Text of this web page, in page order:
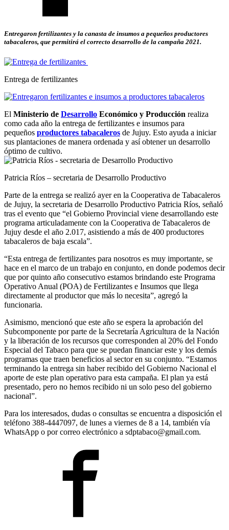
Entregaron fertilizantes y la canasta de insumos a pequeños productores
tabacaleros, que permitirá el correcto desarrollo de la campaña 2021.
Entrega de fertilizantes
El Ministerio de Desarrollo Económico y Producción realiza
como cada año la entrega de fertilizantes e insumos para
pequeños productores tabacaleros de Jujuy. Esto ayuda a iniciar
sus plantaciones de manera ordenada y así obtener un desarrollo
óptimo de cultivo.
Patricia Ríos – secretaria de Desarrollo Productivo
Parte de la entrega se realizó ayer en la Cooperativa de Tabacaleros
de Jujuy, la secretaria de Desarrollo Productivo Patricia Ríos, señaló
tras el evento que “el Gobierno Provincial viene desarrollando este
programa articuladamente con la Cooperativa de Tabacaleros de
Jujuy desde el año 2.017, asistiendo a más de 400 productores
tabacaleros de baja escala”.
“Esta entrega de fertilizantes para nosotros es muy importante, se
hace en el marco de un trabajo en conjunto, en donde podemos decir
que por quinto año consecutivo estamos brindando este Programa
Operativo Anual (POA) de Fertilizantes e Insumos que llega
directamente al productor que más lo necesita”, agregó la
funcionaria.
Asimismo, mencionó que este año se espera la aprobación del
Subcomponente por parte de la Secretaría Agricultura de la Nación
y la liberación de los recursos que corresponden al 20% del Fondo
Especial del Tabaco para que se puedan financiar este y los demás
programas que traen beneficios al sector en su conjunto. “Estamos
terminando la entrega sin haber recibido del Gobierno Nacional el
aporte de este plan operativo para esta campaña. El plan ya está
presentado, pero no hemos recibido ni un solo peso del gobierno
nacional”.
Para los interesados, dudas o consultas se encuentra a disposición el
teléfono 388-4447097, de lunes a viernes de 8 a 14, también vía
WhatsApp o por correo electrónico a sdptabaco@gmail.com.